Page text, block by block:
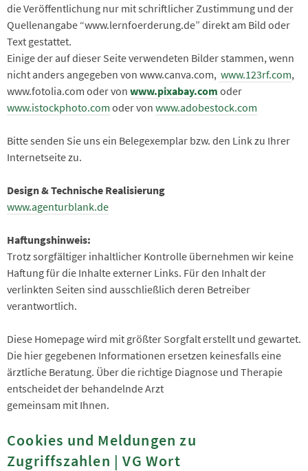
die Veröffentlichung nur mit schriftlicher Zustimmung und der
Quellenangabe “www.lernfoerderung.de” direkt am Bild oder
Text gestattet.
Einige der auf dieser Seite verwendeten Bilder stammen, wenn
nicht anders angegeben von www.canva.com, www.123rf.com,
www.fotolia.com oder von www.pixabay.com oder
www.istockphoto.com oder von www.adobestock.com
Bitte senden Sie uns ein Belegexemplar bzw. den Link zu Ihrer
Internetseite zu.
Design & Technische Realisierung
www.agenturblank.de
Haftungshinweis:
Trotz sorgfältiger inhaltlicher Kontrolle übernehmen wir keine
Haftung für die Inhalte externer Links. Für den Inhalt der
verlinkten Seiten sind ausschließlich deren Betreiber
verantwortlich.
Diese Homepage wird mit größter Sorgfalt erstellt und gewartet.
Die hier gegebenen Informationen ersetzen keinesfalls eine
ärztliche Beratung. Über die richtige Diagnose und Therapie
entscheidet der behandelnde Arzt
gemeinsam mit Ihnen.
Cookies und Meldungen zu
Zugriffszahlen | VG Wort